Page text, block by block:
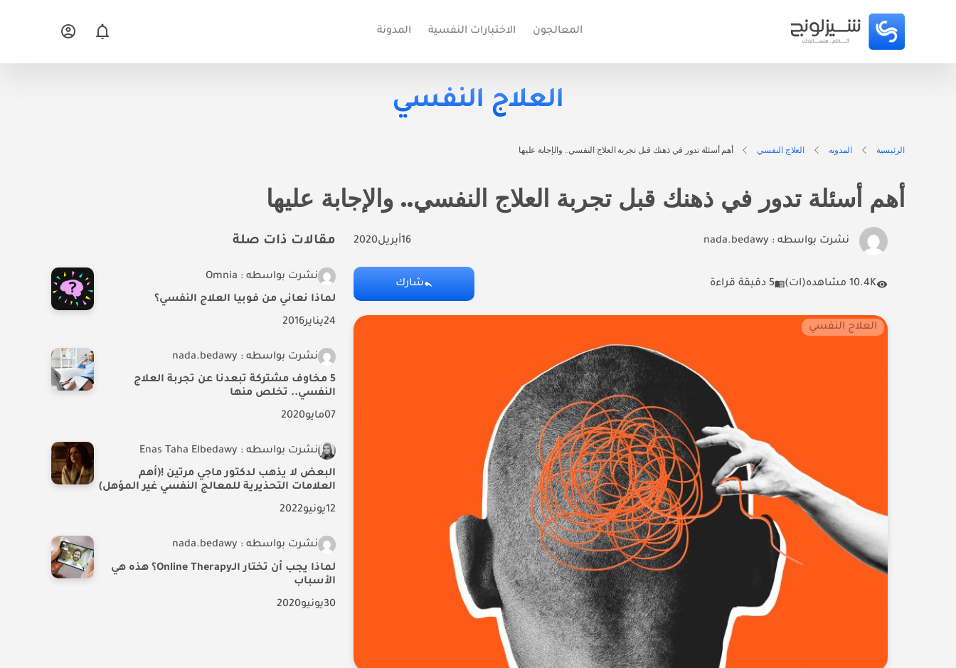
المعالجون الاختبارات النفسية المدونة
العلاج النفسي
الرئيسية المدونه العلاج النفسي أهم أسئلة تدور في ذهنك قبل تجربة العلاج النفسي.. والإجابة عليها
أهم أسئلة تدور في ذهنك قبل تجربة العلاج النفسي.. والإجابة عليها
نشرت بواسطه : nada.bedawy
16أبريل2020
10.4K مشاهده(ات) 5 دقيقة قراءة شارك
العلاج النفسي
مقالات ذات صلة
نشرت بواسطه : Omnia
لماذا نعاني من فوبيا العلاج النفسي؟
24يناير2016
نشرت بواسطه : nada.bedawy
5 مخاوف مشتركة تبعدنا عن تجربة العلاج
النفسي.. تخلص منها
07مايو2020
نشرت بواسطه : Enas Taha Elbedawy
البعض لا يذهب لدكتور ماجي مرتين !(أهم
العلامات التحذيرية للمعالج النفسي غير المؤهل)
12يونيو2022
نشرت بواسطه : nada.bedawy
لماذا يجب أن تختار الـOnline Therapy؟ هذه هي
الأسباب
30يونيو2020